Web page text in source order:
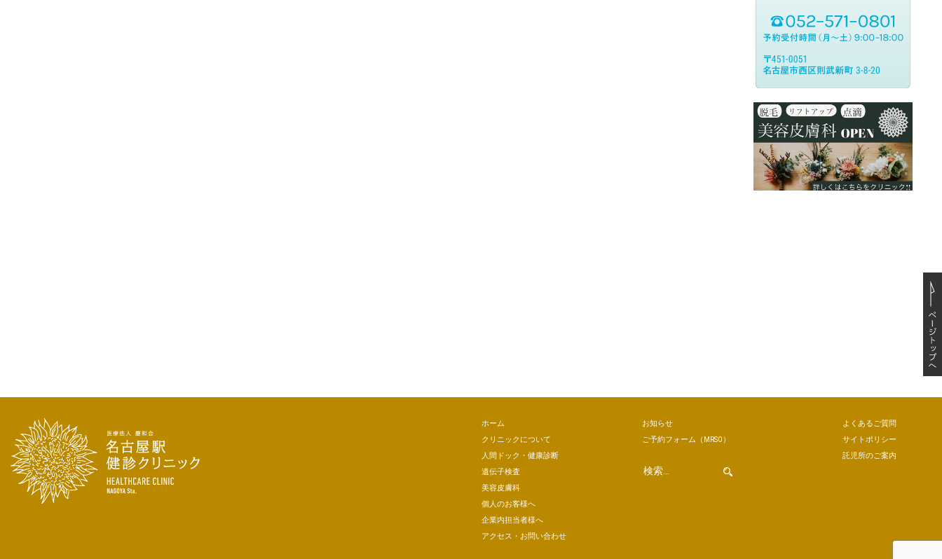
ホーム
クリニックについて
人間ドック・健康診断
遺伝子検査
美容皮膚科
個人のお客様へ
企業内担当者様へ
アクセス・お問い合わせ
お知らせ
ご予約フォーム （MRSO）
よくあるご質問
サイトポリシー
託児所のご案内